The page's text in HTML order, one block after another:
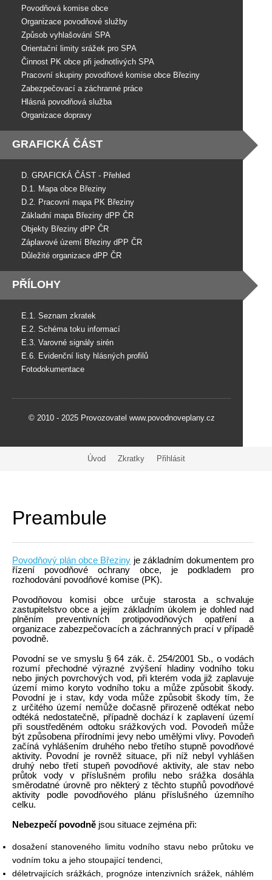
Povodňová komise obce
Organizace povodňové služby
Způsob vyhlašování SPA
Orientační limity srážek pro SPA
Činnost PK obce při jednotlivých SPA
Pracovní skupiny povodňové komise obce Březiny
Zabezpečovací a záchranné práce
Hlásná povodňová služba
Organizace dopravy
GRAFICKÁ ČÁST
D. GRAFICKÁ ČÁST - Přehled
D.1. Mapa obce Březiny
D.2. Pracovní mapa PK Březiny
Základní mapa Březiny dPP ČR
Objekty Březiny dPP ČR
Záplavové území Březiny dPP ČR
Důležité organizace dPP ČR
PŘÍLOHY
E.1. Seznam zkratek
E.2. Schéma toku informací
E.3. Varovné signály sirén
E.6. Evidenční listy hlásných profilů
Fotodokumentace
© 2010 - 2025 Provozovatel www.povodnoveplany.cz
Úvod Zkratky Přihlásit
Preambule
Povodňový plán obce Březiny je základním dokumentem pro
řízení povodňové ochrany obce, je podkladem pro
rozhodování povodňové komise (PK).
Povodňovou komisi obce určuje starosta a schvaluje
zastupitelstvo obce a jejím základním úkolem je dohled nad
plněním preventivních protipovodňových opatření a
organizace zabezpečovacích a záchranných prací v případě
povodně.
Povodní se ve smyslu § 64 zák. č. 254/2001 Sb., o vodách
rozumí přechodné výrazné zvýšení hladiny vodního toku
nebo jiných povrchových vod, při kterém voda již zaplavuje
území mimo koryto vodního toku a může způsobit škody.
Povodní je i stav, kdy voda může způsobit škody tím, že
z určitého území nemůže dočasně přirozeně odtékat nebo
odtéká nedostatečně, případně dochází k zaplavení území
při soustředěném odtoku srážkových vod. Povodeň může
být způsobena přírodními jevy nebo umělými vlivy. Povodeň
začíná vyhlášením druhého nebo třetího stupně povodňové
aktivity. Povodní je rovněž situace, při níž nebyl vyhlášen
druhý nebo třetí stupeň povodňové aktivity, ale stav nebo
průtok vody v příslušném profilu nebo srážka dosáhla
směrodatné úrovně pro některý z těchto stupňů povodňové
aktivity podle povodňového plánu příslušného územního
celku.
Nebezpečí povodně jsou situace zejména při:
dosažení stanoveného limitu vodního stavu nebo průtoku ve
vodním toku a jeho stoupající tendenci,
déletrvajících srážkách, prognóze intenzivních srážek, náhlém